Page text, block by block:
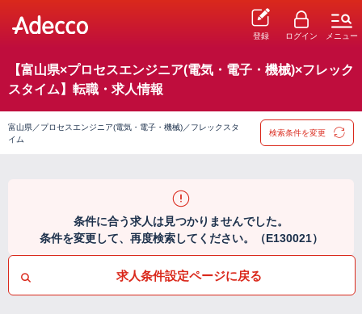
登録 ログイン メニュー
【富山県×プロセスエンジニア(電気・電子・機械)×フレック
スタイム】転職・求人情報
富山県／プロセスエンジニア(電気・電子・機械)／フレックスタ
イム
検索条件を変更
条件に合う求人は見つかりませんでした。
条件を変更して、再度検索してください。（E130021）
求人条件設定ページに戻る